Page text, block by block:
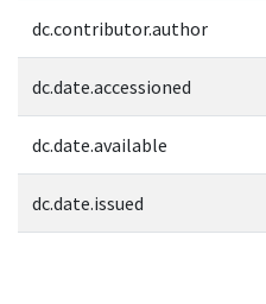
dc.contributor.author
dc.date.accessioned
dc.date.available
dc.date.issued